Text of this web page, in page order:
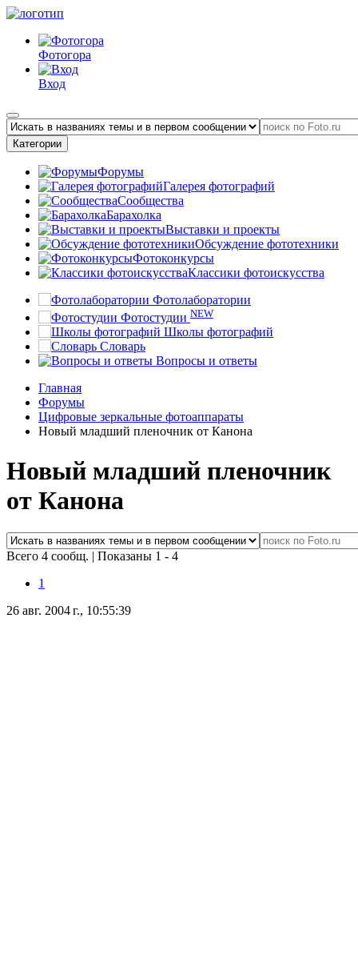
Фотогора
Вход
Категории
Форумы
Галерея фотографий
Сообщества
Барахолка
Выставки и проекты
Обсуждение фототехники
Фотоконкурсы
Классики фотоискусства
Фотолаборатории
Фотостудии NEW
Школы фотографий
Словарь
Вопросы и ответы
Главная
Форумы
Цифровые зеркальные фотоаппараты
Новый младший пленочник от Канона
Новый младший пленочник
от Канона
Всего 4 сообщ. | Показаны 1 - 4
1
26 авг. 2004 г., 10:55:39